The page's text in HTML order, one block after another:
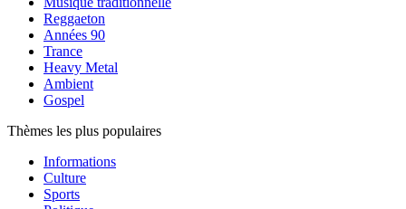
Reggaeton
Années 90
Trance
Heavy Metal
Ambient
Gospel
Thèmes les plus populaires
Informations
Culture
Sports